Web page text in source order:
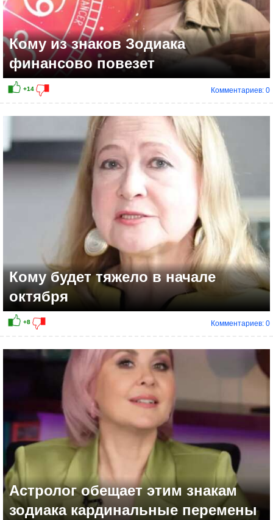
+5
Кому из знаков Зодиака
финансово повезет
Комментариев: 0
Кому будет тяжело в начале
октября
Комментариев: 0
Астролог обещает этим знакам
зодиака кардинальные перемены